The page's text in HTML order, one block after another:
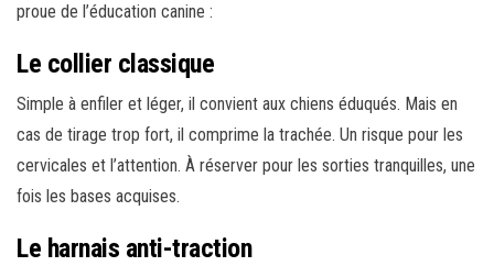
proue de l’éducation canine :
Le collier classique
Simple à enfiler et léger, il convient aux chiens éduqués. Mais en
cas de tirage trop fort, il comprime la trachée. Un risque pour les
cervicales et l’attention. À réserver pour les sorties tranquilles, une
fois les bases acquises.
Le harnais anti-traction